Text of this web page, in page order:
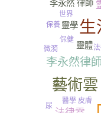
生
藝術雲
李永然律師
靈體
靈學
李永然 律師
保健
醫學
世界
微漪
保養
尿
皮膚